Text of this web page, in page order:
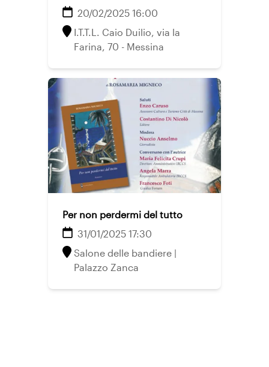
20/02/2025 16:00
I.T.T.L. Caio Duilio, via la
Farina, 70 - Messina
Per non perdermi del tutto
31/01/2025 17:30
Salone delle bandiere |
Palazzo Zanca